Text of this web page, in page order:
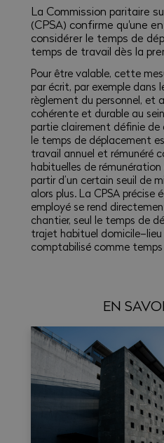
La Commission paritaire
(CPSA) confirme qu'une
considérer le temps de
temps de travail dès la
Pour être valable, cette
par écrit, par exemple
règlement du personnel, et
cohérente et durable au
partie clairement définie de
le temps de déplacement
travail annuel et rémunéré
habituelles de
partir d’un certain seuil de
alors plus. La CPSA précise
employé se rend
chantier, seul le temps de
trajet habituel
comptabilisé comme
EN